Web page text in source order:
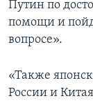
Путин по
помощи и
вопросе».
«Также
России и